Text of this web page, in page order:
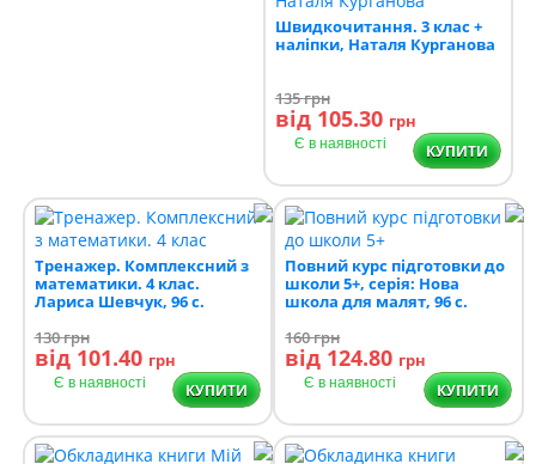
Швидкочитання. 3 клас +
наліпки, Наталя Курганова
135грн
від 105.30 грн
Є в наявності КУПИТИ
Тренажер. Комплексний з
математики. 4 клас.
Лариса Шевчук, 96 с.
130грн
від 101.40 грн
Є в наявності КУПИТИ
Повний курс підготовки до
школи 5+, серія: Нова
школа для малят, 96 с.
160грн
від 124.80 грн
Є в наявності КУПИТИ